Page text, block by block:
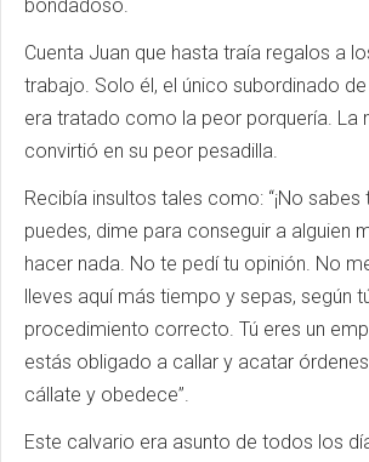
bondadoso.
Cuenta Juan que hasta traía regalos a
trabajo. Solo él, el único subordinado
era tratado como la peor porquería. La
convirtió en su peor pesadilla.
Recibía insultos tales como: “¡No sabes
puedes, dime para conseguir a alguien
hacer nada. No te pedí tu opinión. No
lleves aquí más tiempo y sepas, según
procedimiento correcto. Tú eres un
estás obligado a callar y acatar
cállate y obedece”.
Este calvario era asunto de todos los